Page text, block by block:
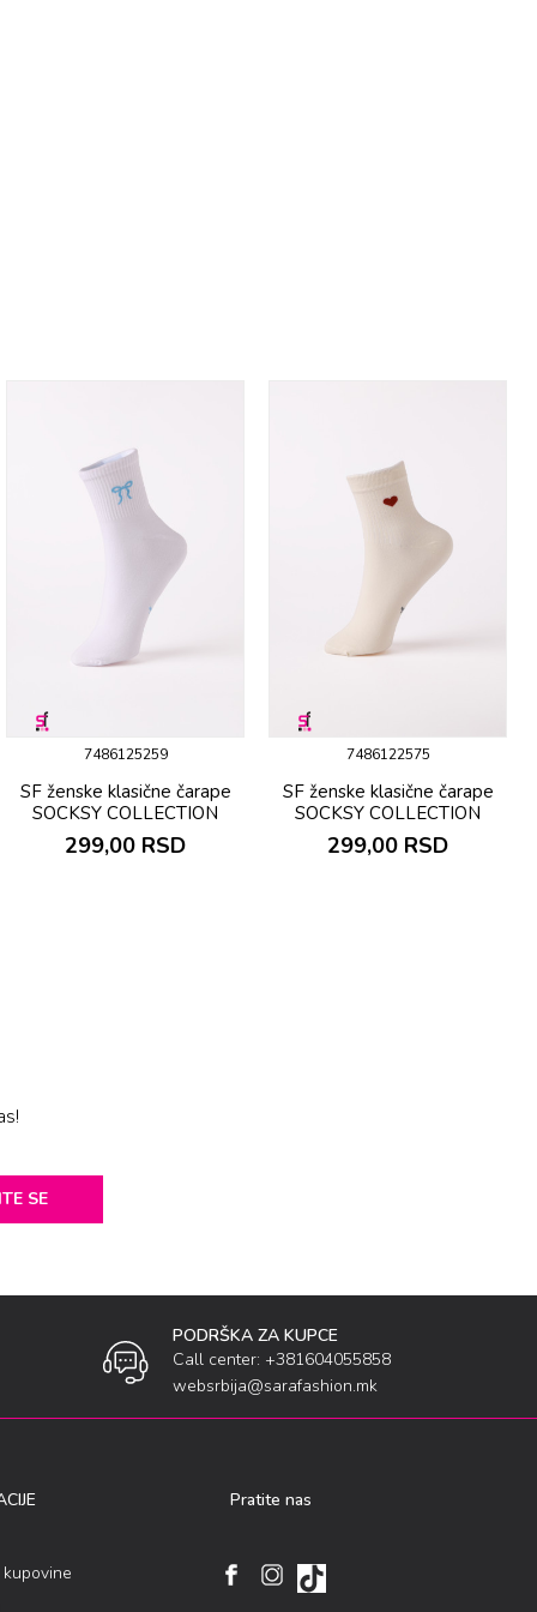
7486125259
SF ženske klasične čarape
SOCKSY COLLECTION
299,00 RSD
7486122575
SF ženske klasične čarape
SOCKSY COLLECTION
299,00 RSD
SE
PODRŠKA ZA KUPCE
Call center: +381604055858
websrbija@sarafashion.mk
Pratite nas